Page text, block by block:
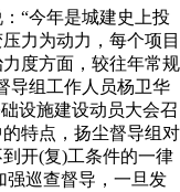
“今年是城建史上投
力为动力，每个项目
度方面，较往年常规
导组工作人员杨卫华
设施建设动员大会召
特点，扬尘督导组对
开(复)工条件的一律
强巡查督导，一旦发